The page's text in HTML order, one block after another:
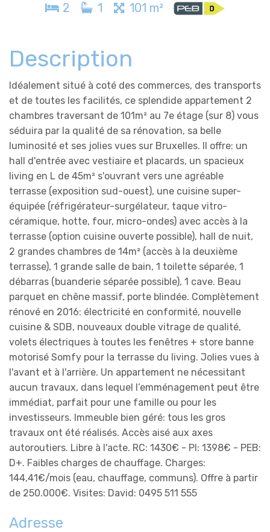
2 1 101 m²
Description
Idéalement situé à coté des commerces, des transports
et de toutes les facilités, ce splendide appartement 2
chambres traversant de 101m² au 7e étage (sur 8) vous
séduira par la qualité de sa rénovation, sa belle
luminosité et ses jolies vues sur Bruxelles. Il offre: un
hall d'entrée avec vestiaire et placards, un spacieux
living en L de 45m² s'ouvrant vers une agréable
terrasse (exposition sud-ouest), une cuisine super-
équipée (réfrigérateur-surgélateur, taque vitro-
céramique, hotte, four, micro-ondes) avec accès à la
terrasse (option cuisine ouverte possible), hall de nuit,
2 grandes chambres de 14m² (accès à la deuxième
terrasse), 1 grande salle de bain, 1 toilette séparée, 1
débarras (buanderie séparée possible), 1 cave. Beau
parquet en chêne massif, porte blindée. Complètement
rénové en 2016: électricité en conformité, nouvelle
cuisine & SDB, nouveaux double vitrage de qualité,
volets électriques à toutes les fenêtres + store banne
motorisé Somfy pour la terrasse du living. Jolies vues à
l'avant et à l'arrière. Un appartement ne nécessitant
aucun travaux, dans lequel l’emménagement peut être
immédiat, parfait pour une famille ou pour les
investisseurs. Immeuble bien géré: tous les gros
travaux ont été réalisés. Accès aisé aux axes
autoroutiers. Libre à l'acte. RC: 1430€ - PI: 1398€ - PEB:
D+. Faibles charges de chauffage. Charges:
144,41€/mois (eau, chauffage, communs). Offre à partir
de 250.000€. Visites: David: 0495 511 555
Adresse